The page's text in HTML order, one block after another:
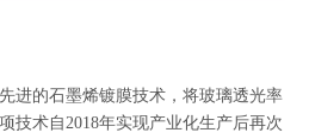
进的石墨烯镀膜技术，将玻璃透光率
技术自2018年实现产业化生产后再次